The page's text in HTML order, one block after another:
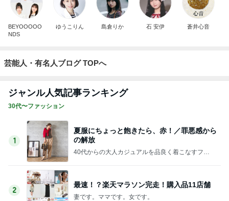
BEYOOOOO
NDS
ゆうこりん 島倉りか 石 安伊 蒼井心音
芸能人・有名人ブログ TOPへ
ジャンル人気記事ランキング
30代〜ファッション
1
夏服にちょっと飽きたら、赤！／罪悪感から
の解放
40代からの大人カジュアルを品良く着こなすファ
2
最速！？楽天マラソン完走！購入品11店舗
妻です。ママです。女です。